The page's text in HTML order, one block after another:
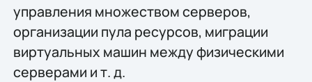
управления множеством серверов,
организации пула ресурсов, миграции
виртуальных машин между физическими
серверами и т. д.